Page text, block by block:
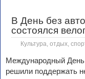
В День без
состоялся
Культура, отдых,
Международный День
решили поддержать